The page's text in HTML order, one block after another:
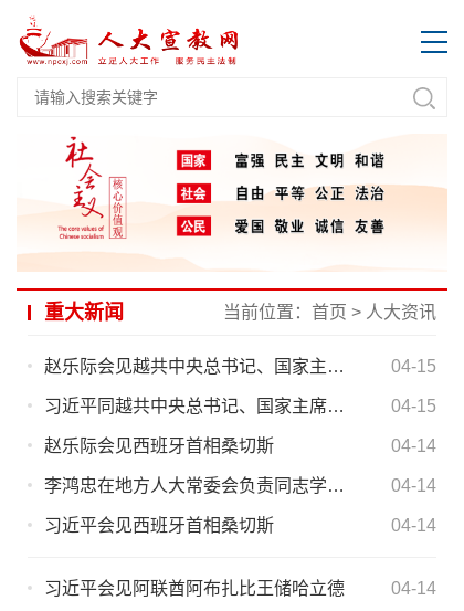
重大新闻 当前位置： 首页 > 人大资讯
赵乐际会见越共中央总书记、国家主席苏林 04-15
习近平同越共中央总书记、国家主席苏林举行会谈 04-15
赵乐际会见西班牙首相桑切斯 04-14
李鸿忠在地方人大常委会负责同志学习班上强调 深入学习贯彻党的二十届四中全会精神 坚持好完善好运行好人民代表大会制度 04-14
习近平会见西班牙首相桑切斯 04-14
习近平会见阿联酋阿布扎比王储哈立德 04-14